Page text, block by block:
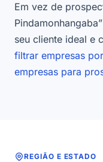
Em vez de
seu cliente ideal e
filtrar empresas
empresas para
REGIÃO E ESTADO